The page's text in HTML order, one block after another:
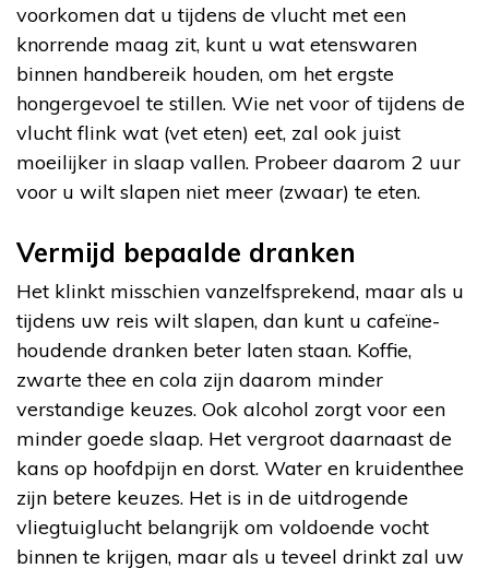
voorkomen dat u tijdens de vlucht met een
knorrende maag zit, kunt u wat etenswaren
binnen handbereik houden, om het ergste
hongergevoel te stillen. Wie net voor of tijdens de
vlucht flink wat (vet eten) eet, zal ook juist
moeilijker in slaap vallen. Probeer daarom 2 uur
voor u wilt slapen niet meer (zwaar) te eten.
Vermijd bepaalde dranken
Het klinkt misschien vanzelfsprekend, maar als u
tijdens uw reis wilt slapen, dan kunt u cafeïne-
houdende dranken beter laten staan. Koffie,
zwarte thee en cola zijn daarom minder
verstandige keuzes. Ook alcohol zorgt voor een
minder goede slaap. Het vergroot daarnaast de
kans op hoofdpijn en dorst. Water en kruidenthee
zijn betere keuzes. Het is in de uitdrogende
vliegtuiglucht belangrijk om voldoende vocht
binnen te krijgen, maar als u teveel drinkt zal uw